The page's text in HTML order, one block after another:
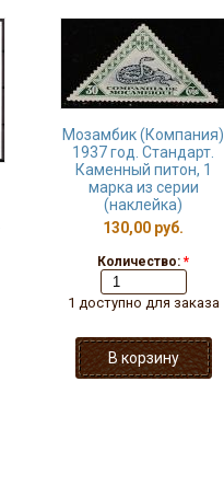
Мозамбик (Компания)
1937 год. Стандарт.
Каменный питон, 1
марка из серии
(наклейка)
130,00 руб.
Количество: *
1 доступно для заказа